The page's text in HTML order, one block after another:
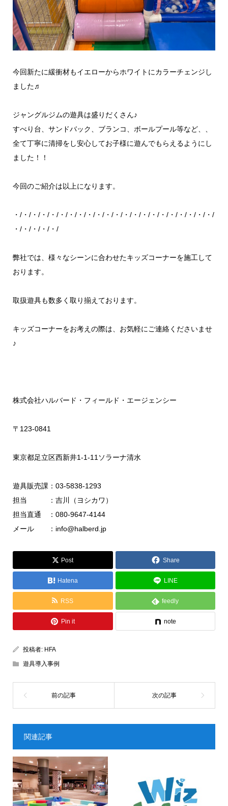
今回新たに緩衝材もイエローからホワイトにカラーチェンジし
ました♬
ジャングルジムの遊具は盛りだくさん♪
すべり台、サンドバック、ブランコ、ボールプール等など、、
全て丁寧に清掃をし安心してお子様に遊んでもらえるようにし
ました！！
今回のご紹介は以上になります。
・/・/・/・/・/・/・/・/・/・/・/・/・/・/・/・/・/・/・/・/・/・/
・/・/・/・/・/
弊社では、様々なシーンに合わせたキッズコーナーを施工して
おります。
取扱遊具も数多く取り揃えております。
キッズコーナーをお考えの際は、お気軽にご連絡くださいませ
♪
株式会社ハルバード・フィールド・エージェンシー
〒123-0841
東京都足立区西新井1-1-11ソラーナ清水
遊具販売課：03-5838-1293
担当 ：吉川（ヨシカワ）
担当直通 ：080-9647-4144
メール ：info@halberd.jp
Post Share
Hatena LINE
RSS feedly
Pin it note
投稿者: HFA
遊具導入事例
関連記事